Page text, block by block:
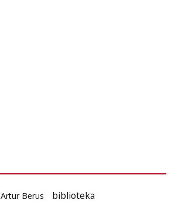
Artur Berus
biblioteka